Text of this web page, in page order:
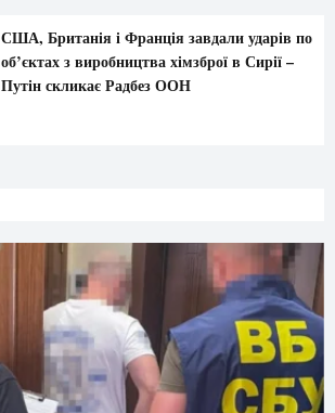
США, Британія і Франція завдали ударів по
об’єктах з виробництва хімзброї в Сирії –
Путін скликає Радбез ООН